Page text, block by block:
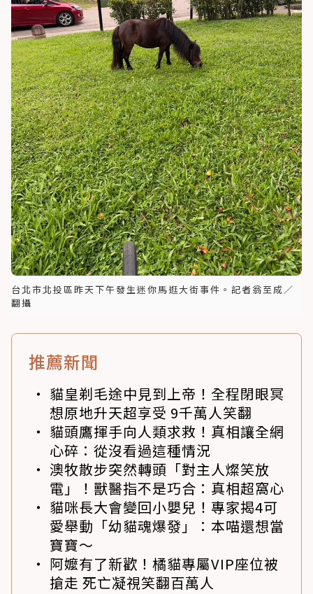
台北市北投區昨天下午發生迷你馬逛大街事件。記者翁至成／
翻攝
推薦新聞
貓皇剃毛途中見到上帝！全程閉眼冥
想原地升天超享受 9千萬人笑翻
貓頭鷹揮手向人類求救！真相讓全網
心碎：從沒看過這種情況
澳牧散步突然轉頭「對主人燦笑放
電」！獸醫指不是巧合：真相超窩心
貓咪長大會變回小嬰兒！專家揭4可
愛舉動「幼貓魂爆發」：本喵還想當
寶寶～
阿嬤有了新歡！橘貓專屬VIP座位被
搶走 死亡凝視笑翻百萬人